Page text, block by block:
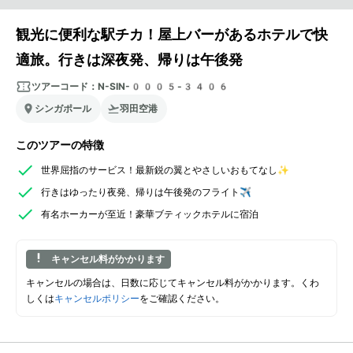
観光に便利な駅チカ！屋上バーがあるホテルで快
適旅。行きは深夜発、帰りは午後発
ツアーコード： N-SIN-0005-3406
シンガポール
羽田空港
このツアーの特徴
世界屈指のサービス！最新鋭の翼とやさしいおもてなし✨
行きはゆったり夜発、帰りは午後発のフライト✈️
有名ホーカーが至近！豪華ブティックホテルに宿泊
キャンセル料がかかります
キャンセルの場合は、日数に応じてキャンセル料がかかります。くわ
しくはキャンセルポリシーをご確認ください。